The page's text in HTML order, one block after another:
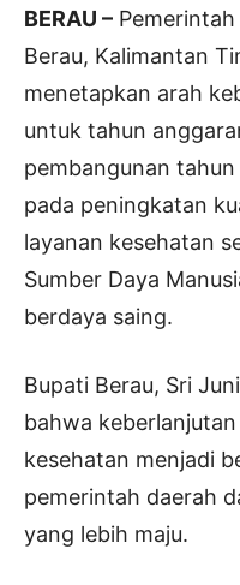
BERAU –
Berau, Kalimantan
menetapkan arah
untuk tahun
pembangunan
pada peningkatan
layanan kesehatan
Sumber Daya
berdaya saing.
Bupati Berau, Sri
bahwa
kesehatan menjadi
pemerintah daerah
yang lebih maju.